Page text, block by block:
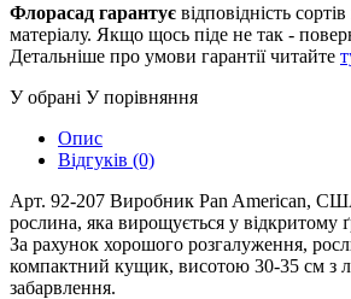
Флорасад гарантує відповідність
матеріалу. Якщо щось піде не так -
Детальніше про умови гарантії читайте
У обрані У порівняння
Опис
Відгуків (0)
Арт. 92-207 Виробник Pan American,
рослина, яка вирощується у відкритому
За рахунок хорошого розгалуження,
компактний кущик, висотою 30-35 см з
забарвлення.